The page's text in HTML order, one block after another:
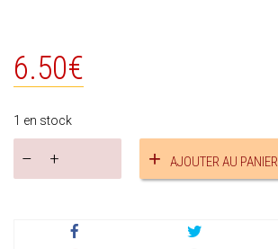
6.50€
1 en stock
Bijou
AJOUTER AU PANIER